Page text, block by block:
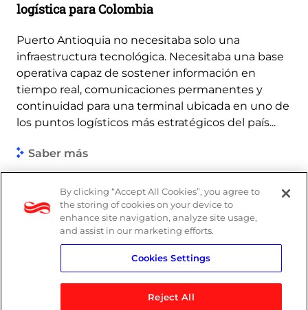
logística para Colombia
Puerto Antioquia no necesitaba solo una
infraestructura tecnológica. Necesitaba una base
operativa capaz de sostener información en
tiempo real, comunicaciones permanentes y
continuidad para una terminal ubicada en uno de
los puntos logísticos más estratégicos del país...
Saber más
By clicking “Accept All Cookies”, you agree to
the storing of cookies on your device to
enhance site navigation, analyze site usage,
and assist in our marketing efforts.
Cookies Settings
Reject All